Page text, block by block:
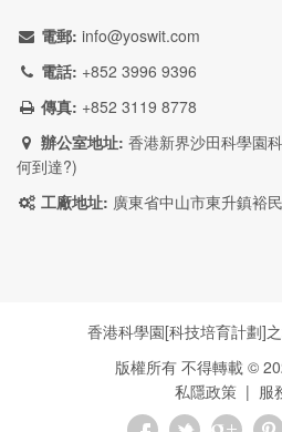
電郵: info@yoswit.com
電話: +852 3996 9396
傳真: +852 3119 8778
辦公室地址: 香港新界沙田科學園
何到達?)
工廠地址: 廣東省中山市東升鎮裕
香港科學園[科技培育計劃]
版權所有 不得轉載 ©
私隱政策 | 服